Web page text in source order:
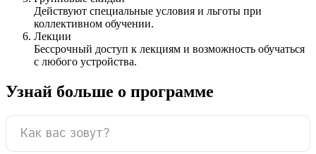
Действуют специальные условия и льготы при
коллективном обучении.
Лекции
Бессрочный доступ к лекциям и возможность обучаться
с любого устройства.
Узнай больше о программе